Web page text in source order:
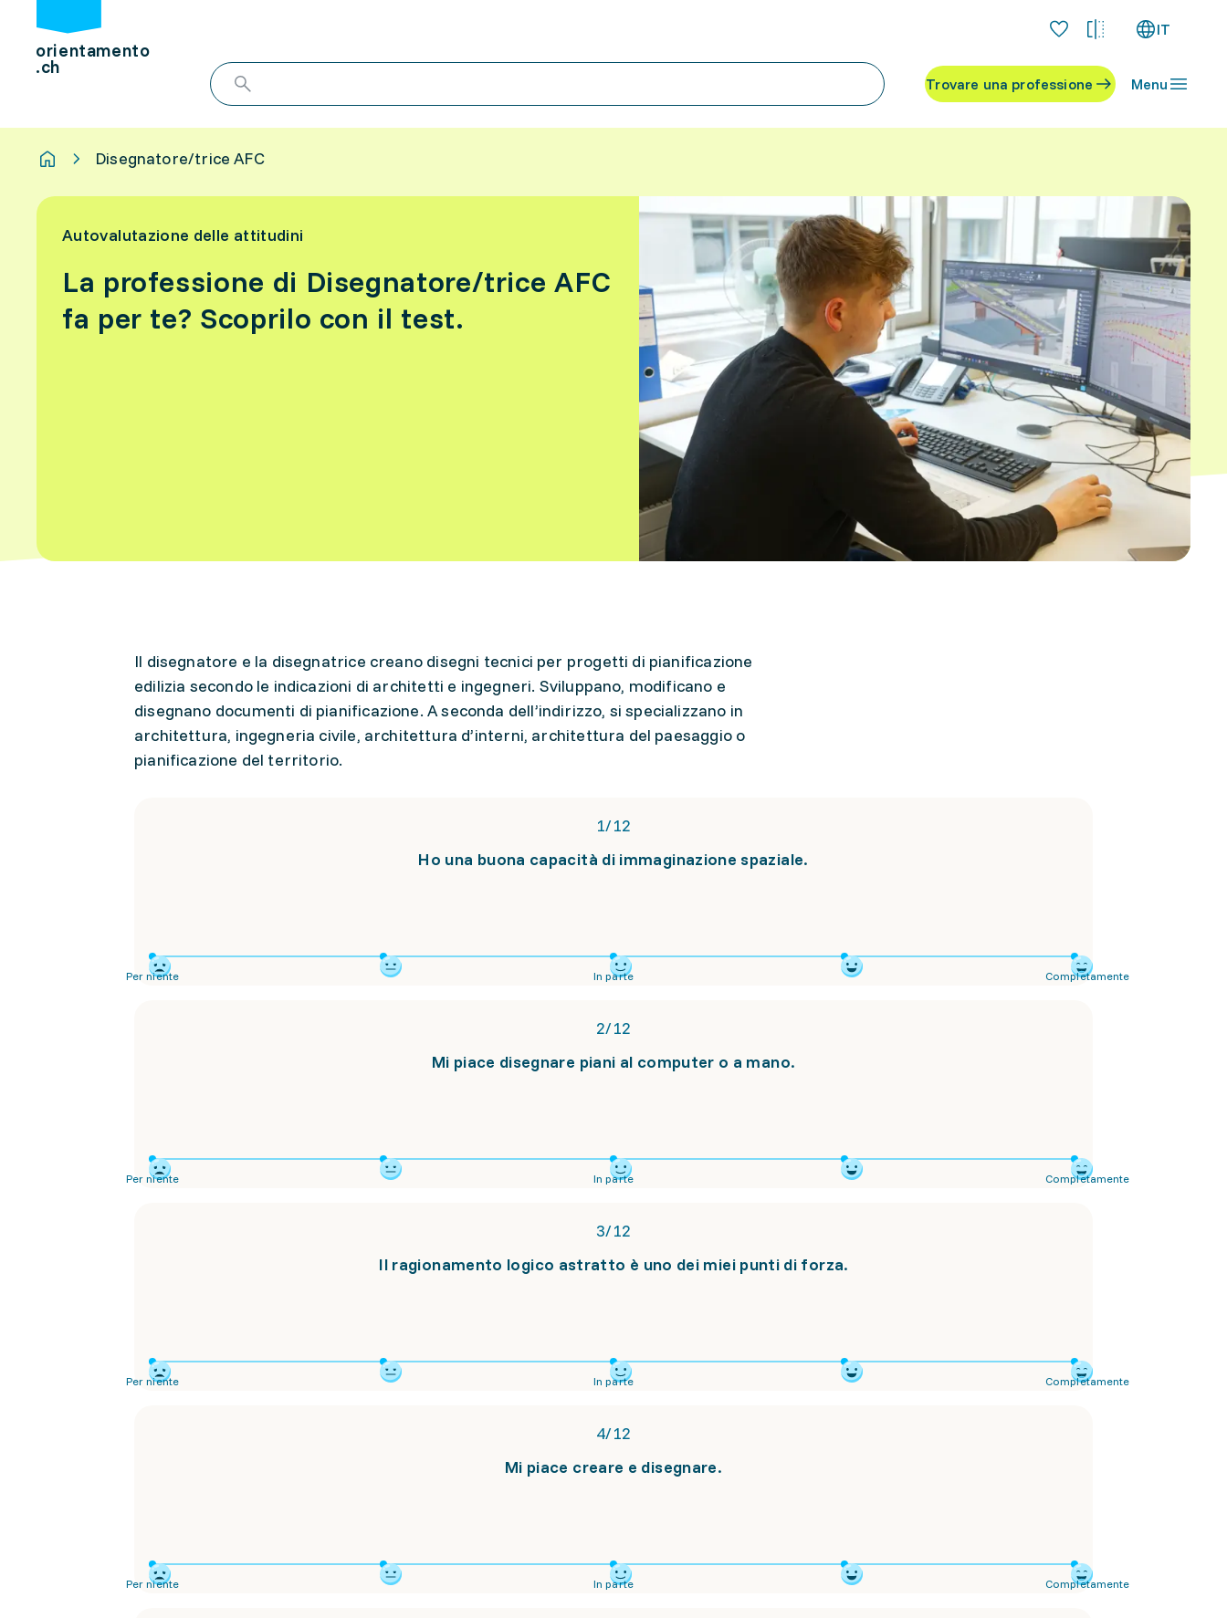
orientamento
.ch
IT
Trovare una professione Menu
Disegnatore/trice AFC
Autovalutazione delle attitudini
La professione di Disegnatore/trice AFC
fa per te? Scoprilo con il test.
Il disegnatore e la disegnatrice creano disegni tecnici per progetti di pianificazione
edilizia secondo le indicazioni di architetti e ingegneri. Sviluppano, modificano e
disegnano documenti di pianificazione. A seconda dell’indirizzo, si specializzano in
architettura, ingegneria civile, architettura d’interni, architettura del paesaggio o
pianificazione del territorio.
1/12
Ho una buona capacità di immaginazione spaziale.
Per niente In parte Completamente
2/12
Mi piace disegnare piani al computer o a mano.
Per niente In parte Completamente
3/12
Il ragionamento logico astratto è uno dei miei punti di forza.
Per niente In parte Completamente
4/12
Mi piace creare e disegnare.
Per niente In parte Completamente